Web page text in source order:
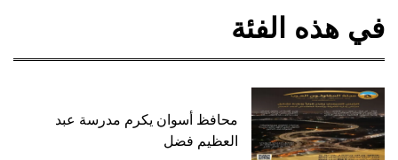
في هذه الفئة
محافظ أسوان يكرم مدرسة عبد
العظيم فضل